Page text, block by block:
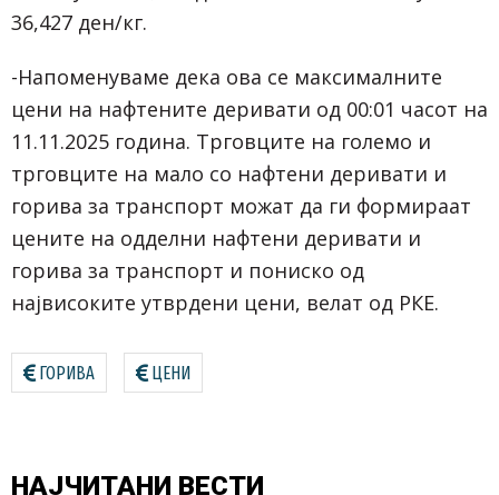
36,427 ден/кг.
-Напоменуваме дека ова се максималните
цени на нафтените деривати од 00:01 часот на
11.11.2025 година. Трговците на големо и
трговците на мало со нафтени деривати и
горива за транспорт можат да ги формираат
цените на одделни нафтени деривати и
горива за транспорт и пониско од
највисоките утврдени цени, велат од РКЕ.
ГОРИВА ЦЕНИ
НАЈЧИТАНИ ВЕСТИ